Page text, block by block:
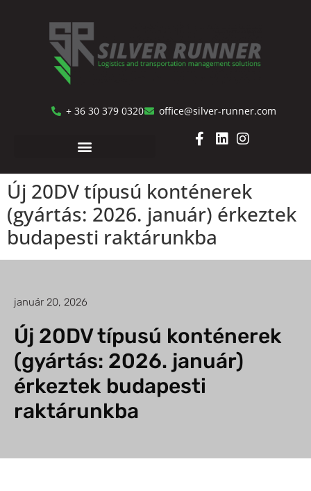
+ 36 30 379 0320 office@silver-runner.com
Új 20DV típusú konténerek
(gyártás: 2026. január) érkeztek
budapesti raktárunkba
január 20, 2026
Új 20DV típusú konténerek
(gyártás: 2026. január)
érkeztek budapesti
raktárunkba